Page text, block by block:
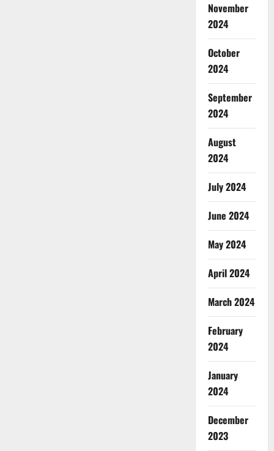
November
2024
October
2024
September
2024
August
2024
July 2024
June 2024
May 2024
April 2024
March 2024
February
2024
January
2024
December
2023